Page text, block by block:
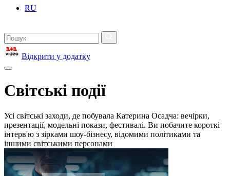
RU
Відкрити у додатку
Світські події
Усі світські заходи, де побувала Катерина Осадча: вечірки,
презентації, модельні покази, фестивалі. Ви побачите короткі
інтерв'ю з зірками шоу-бізнесу, відомими політиками та
іншими світськими персонами